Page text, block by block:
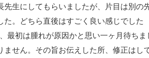
先生にしてもらいましたが、片目は別の
た。どちら直後はすごく良い感じでした
最初は腫れが原因かと思い一ヶ月待ちま
ません。その旨お伝えした所、修正はし